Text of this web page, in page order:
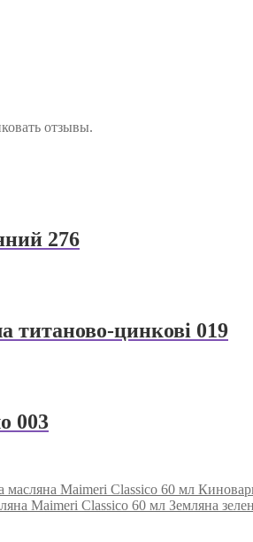
отзывы.
276
титаново-цинкові 019
003
масляна Maimeri Classico 60 мл
Maimeri Classico 60 мл Земляна